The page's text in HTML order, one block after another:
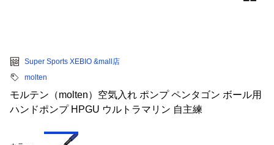
Super Sports XEBIO &mall店
molten
モルテン（molten）空気入れ ポンプ ペンタゴン ボール用
ハンドポンプ HPGU ウルトラマリン 自主練